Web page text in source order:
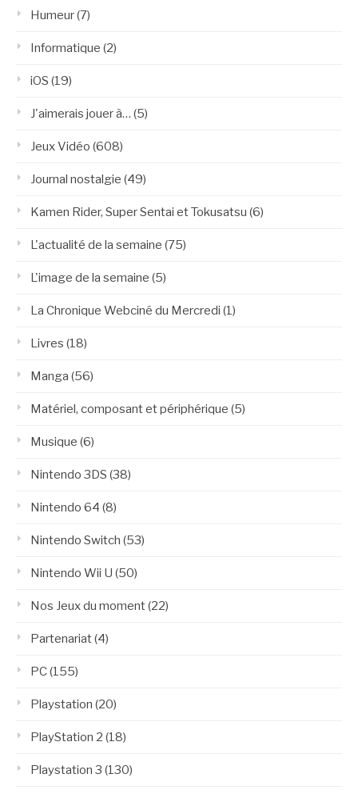
Humeur(7)
Informatique (2)
iOS (19)
J'aimerais jouer à… (5)
Jeux Vidéo (608)
Journal nostalgie (49)
Kamen Rider, Super Sentai et Tokusatsu (6)
L'actualité de la semaine (75)
L'image de la semaine (5)
La Chronique Webciné du Mercredi (1)
Livres (18)
Manga (56)
Matériel, composant et périphérique (5)
Musique (6)
Nintendo 3DS (38)
Nintendo 64 (8)
Nintendo Switch (53)
Nintendo Wii U (50)
Nos Jeux du moment(22)
Partenariat(4)
PC(155)
Playstation (20)
PlayStation 2 (18)
Playstation 3 (130)